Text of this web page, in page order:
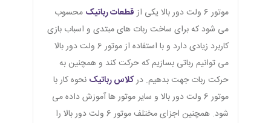
موتور 6 ولت دور بالا یکی از قطعات رباتیک محسوب
می شود که برای ساخت ربات های مبتدی و اسباب بازی
کاربرد زیادی دارد و با استفاده از موتور 6 ولت دور بالا
می توانیم رباتی بسازیم که حرکت کند و همچنین به
حرکت ربات جهت بدهیم. درکلاس رباتیک نحوه کار با
موتور 6 ولت دور بالا و سایر موتور ها آموزش داده می
شود. همچنین اجزای مختلف موتور 6 ولت دور بالا را